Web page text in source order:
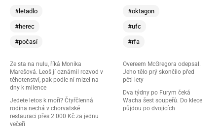
#letadlo
#herec
#počasí
Ze sta na nulu, říká Monika
Marešová. Leoš jí oznámil rozvod v
těhotenství, pak podle ní mizel na
dny k milence
Jedete letos k moři? Čtyřčlenná
rodina nechá v chorvatské
restauraci přes 2 000 Kč za jednu
večeři
#oktagon
#ufc
#rfa
Overeem McGregora odepsal.
Jeho tělo prý skončilo před
pěti lety
Dva týdny po Furym čeká
Wacha šest soupeřů. Do klece
půjdou po dvojicích